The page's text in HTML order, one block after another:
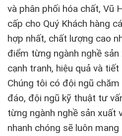
và phân phối hóa chất, Vũ
cấp cho Quý Khách hàng
hợp nhất, chất lượng cao
điểm từng ngành nghề
cạnh tranh, hiệu quả và
Chúng tôi có đội ngũ
đáo, đội ngũ kỹ thuật tư
từng ngành nghề sản xuất
nhanh chóng sẽ luôn